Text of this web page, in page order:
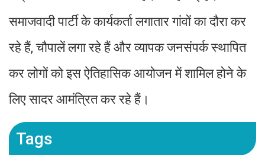
समाजवादी पार्टी के कार्यकर्ता लगातार गांवों का दौरा कर
रहे हैं, चौपालें लगा रहे हैं और व्यापक जनसंपर्क स्थापित
कर लोगों को इस ऐतिहासिक आयोजन में शामिल होने के
लिए सादर आमंत्रित कर रहे हैं।
Tags